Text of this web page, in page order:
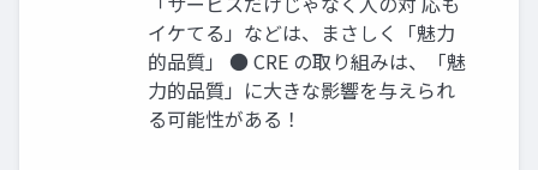
イケてる」などは、まさしく「魅力
的品質」 ● CRE の取り組みは、「魅
力的品質」に大きな影響を与えられ
る可能性がある！